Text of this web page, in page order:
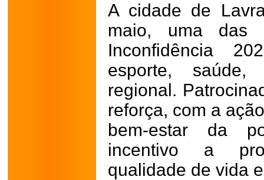
A cidade de
maio, uma das
Inconfidência
esporte,
regional.
reforça, com a
bem-estar da
incentivo a
qualidade de vida